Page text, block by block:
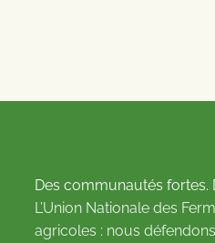
Des communautés fortes.
L’Union Nationale des
agricoles : nous